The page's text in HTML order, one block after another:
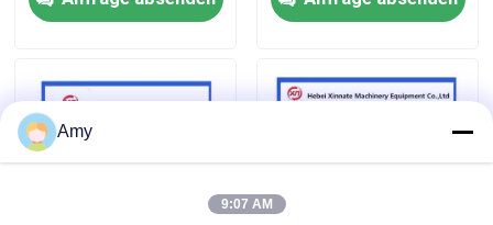
Kontakt
Betonpumpe-Teile Putzmeister
Betonpumpe-Teile Schwing
Amy
9:07 AM